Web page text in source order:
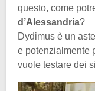
questo, come
d’Alessandria?
Dydimus è un
e potenzialmente
vuole testare dei